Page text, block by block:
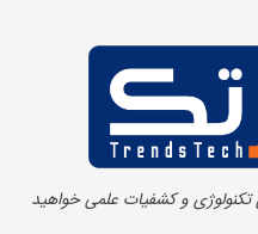
تکنولوژی و کشفیات علمی خواهید